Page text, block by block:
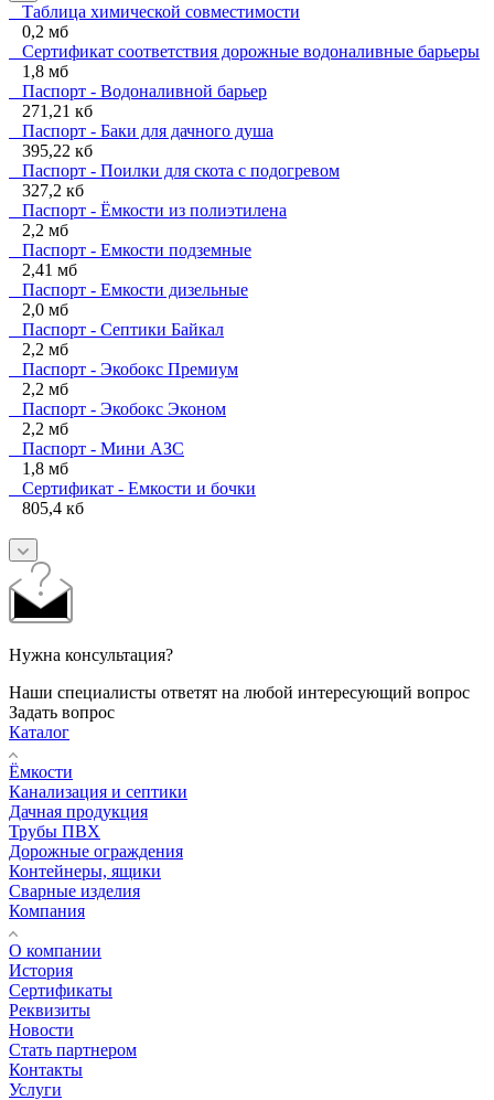
Таблица химической совместимости
0,2 мб
Сертификат соответствия дорожные водоналивные барьеры
1,8 мб
Паспорт - Водоналивной барьер
271,21 кб
Паспорт - Баки для дачного душа
395,22 кб
Паспорт - Поилки для скота с подогревом
327,2 кб
Паспорт - Ёмкости из полиэтилена
2,2 мб
Паспорт - Емкости подземные
2,41 мб
Паспорт - Емкости дизельные
2,0 мб
Паспорт - Септики Байкал
2,2 мб
Паспорт - Экобокс Премиум
2,2 мб
Паспорт - Экобокс Эконом
2,2 мб
Паспорт - Мини АЗС
1,8 мб
Сертификат - Емкости и бочки
805,4 кб
Нужна консультация?
Наши специалисты ответят на любой интересующий вопрос
Задать вопрос
Каталог
Ёмкости
Канализация и септики
Дачная продукция
Трубы ПВХ
Дорожные ограждения
Контейнеры, ящики
Сварные изделия
Компания
О компании
История
Сертификаты
Реквизиты
Новости
Стать партнером
Контакты
Услуги